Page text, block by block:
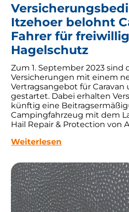
Itzehoer belohnt
Fahrer für
Hagelschutz
Zum 1. September 2023 sind
Versicherungen mit einem
Vertragsangebot für Caravan
gestartet. Dabei erhalten
künftig eine
Campingfahrzeug mit dem
Hail Repair & Protection von
Weiterlesen